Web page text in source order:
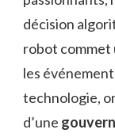
décision
robot commet
les
technologie,
d’une